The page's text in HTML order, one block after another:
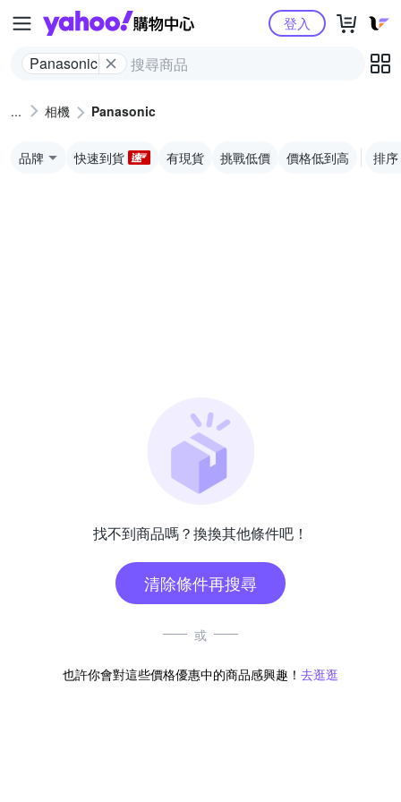
Yahoo購物中心
Panasonic
登入
相機 Panasonic
品牌 快速到貨 有現貨 挑戰低價 價格低到高 排序
找不到商品嗎？換換其他條件吧！
清除條件再搜尋
或
也許你會對這些價格優惠中的商品感興趣！ 去逛逛